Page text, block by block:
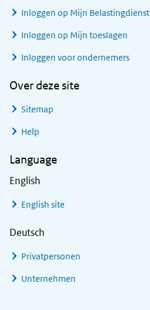
Inloggen op Mijn Belastingdienst
Inloggen op Mijn toeslagen
Inloggen voor ondernemers
Over deze site
Sitemap
Help
Language
English
English site
Deutsch
Privatpersonen
Unternehmen